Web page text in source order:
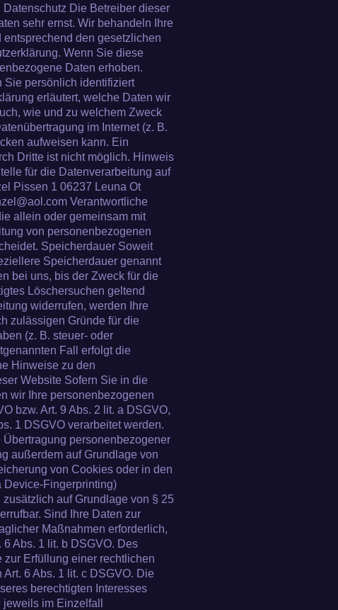
Die Betreiber dieser
sehr ernst. Wir behandeln Ihre
den gesetzlichen
Wenn Sie diese
Daten erhoben.
Sie persönlich identifiziert
erläutert, welche Daten wir
wie und zu welchem Zweck
im Internet (z. B.
aufweisen kann. Ein
Dritte ist nicht möglich. Hinweis
für die Datenverarbeitung auf
Pissen 1 06237 Leuna Ot
Verantwortliche
allein oder gemeinsam mit
von personenbezogenen
Speicherdauer Soweit
Speicherdauer genannt
bei uns, bis der Zweck für die
Löschersuchen geltend
widerrufen, werden Ihre
zulässigen Gründe für die
(z. B. steuer- oder
Fall erfolgt die
Hinweise zu den
Website Sofern Sie in die
wir Ihre personenbezogenen
bzw. Art. 9 Abs. 2 lit. a DSGVO,
1 DSGVO verarbeitet werden.
personenbezogener
außerdem auf Grundlage von
von Cookies oder in den
Device-Fingerprinting)
auf Grundlage von § 25
Sind Ihre Daten zur
Maßnahmen erforderlich,
Abs. 1 lit. b DSGVO. Des
zur Erfüllung einer rechtlichen
6 Abs. 1 lit. c DSGVO. Die
berechtigten Interesses
im Einzelfall